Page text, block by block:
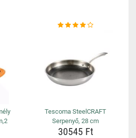
Tescoma SteelCRAFT
Serpenyő, 28 cm
30545 Ft